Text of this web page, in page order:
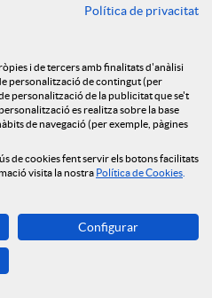
Política de privacitat
i de tercers amb finalitats d'anàlisi
personalització de contingut (per
personalització de la publicitat que se't
es realitza sobre la base
de navegació (per exemple, pàgines
de cookies fent servir els botons facilitats
visita la nostra Política de Cookies
Configurar